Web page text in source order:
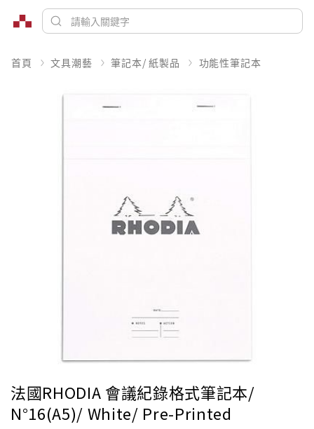
首頁 文具潮藝 筆記本/ 紙製品 功能性筆記本
法國RHODIA 會議紀錄格式筆記本/
N°16(A5)/ White/ Pre-Printed